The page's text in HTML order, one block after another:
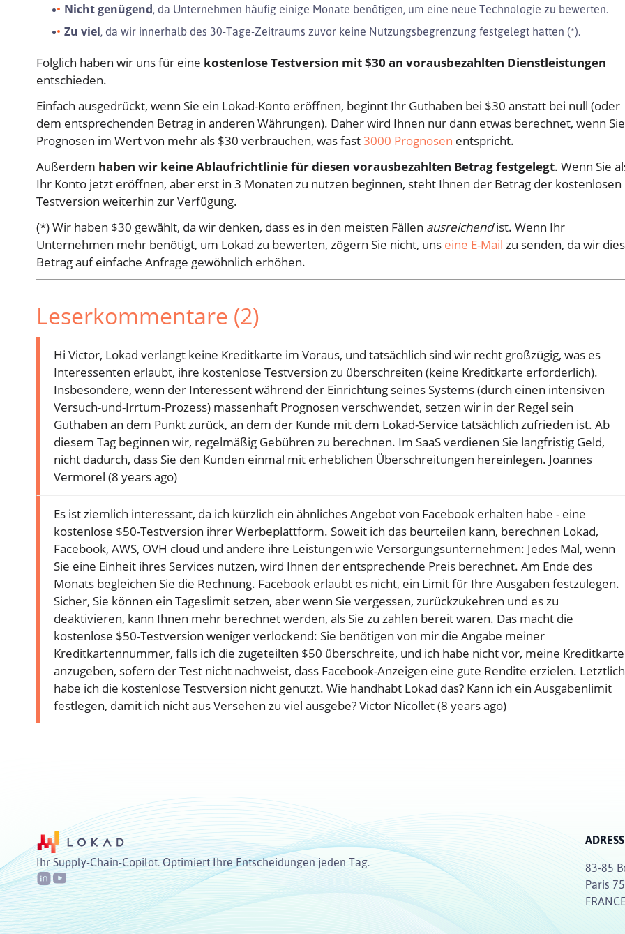
Nicht genügend, da Unternehmen häufig einige Monate benötigen, um eine neue Technologie zu bewerten.
Zu viel, da wir innerhalb des 30-Tage-Zeitraums zuvor keine Nutzungsbegrenzung festgelegt hatten (*).
Folglich haben wir uns für eine kostenlose Testversion mit $30 an vorausbezahlten Dienstleistungen
entschieden.
Einfach ausgedrückt, wenn Sie ein Lokad-Konto eröffnen, beginnt Ihr Guthaben bei $30 anstatt bei null (oder
dem entsprechenden Betrag in anderen Währungen). Daher wird Ihnen nur dann etwas berechnet, wenn Sie
Prognosen im Wert von mehr als $30 verbrauchen, was fast3000 Prognosen entspricht.
Außerdem haben wir keine Ablaufrichtlinie für diesen vorausbezahlten Betrag festgelegt. Wenn Sie
Ihr Konto jetzt eröffnen, aber erst in 3 Monaten zu nutzen beginnen, steht Ihnen der Betrag der kostenlosen
Testversion weiterhin zur Verfügung.
(*) Wir haben $30 gewählt, da wir denken, dass es in den meisten Fällen ausreichendist. Wenn Ihr
Unternehmen mehr benötigt, um Lokad zu bewerten, zögern Sie nicht, uns eine E-Mail zu senden, da wir
Betrag auf einfache Anfrage gewöhnlich erhöhen.
Leserkommentare (2)
Hi Victor, Lokad verlangt keine Kreditkarte im Voraus, und tatsächlich sind wir recht großzügig, was es
Interessenten erlaubt, ihre kostenlose Testversion zu überschreiten (keine Kreditkarte erforderlich).
Insbesondere, wenn der Interessent während der Einrichtung seines Systems (durch einen intensiven
Versuch-und-Irrtum-Prozess) massenhaft Prognosen verschwendet, setzen wir in der Regel sein
Guthaben an dem Punkt zurück, an dem der Kunde mit dem Lokad-Service tatsächlich zufrieden ist. Ab
diesem Tag beginnen wir, regelmäßig Gebühren zu berechnen. Im SaaS verdienen Sie langfristig Geld,
nicht dadurch, dass Sie den Kunden einmal mit erheblichen Überschreitungen hereinlegen. Joannes
Vermorel (8 years ago)
Es ist ziemlich interessant, da ich kürzlich ein ähnliches Angebot von Facebook erhalten habe - eine
kostenlose $50-Testversion ihrer Werbeplattform. Soweit ich das beurteilen kann, berechnen Lokad,
Facebook, AWS, OVH cloud und andere ihre Leistungen wie Versorgungsunternehmen: Jedes Mal, wenn
Sie eine Einheit ihres Services nutzen, wird Ihnen der entsprechende Preis berechnet. Am Ende des
Monats begleichen Sie die Rechnung. Facebook erlaubt es nicht, ein Limit für Ihre Ausgaben festzulegen.
Sicher, Sie können ein Tageslimit setzen, aber wenn Sie vergessen, zurückzukehren und es zu
deaktivieren, kann Ihnen mehr berechnet werden, als Sie zu zahlen bereit waren. Das macht die
kostenlose $50-Testversion weniger verlockend: Sie benötigen von mir die Angabe meiner
Kreditkartennummer, falls ich die zugeteilten $50 überschreite, und ich habe nicht vor, meine Kreditkarte
anzugeben, sofern der Test nicht nachweist, dass Facebook-Anzeigen eine gute Rendite erzielen. Letztlich
habe ich die kostenlose Testversion nicht genutzt. Wie handhabt Lokad das? Kann ich ein Ausgabenlimit
festlegen, damit ich nicht aus Versehen zu viel ausgebe?Victor Nicollet (8 years ago)
Ihr Supply-Chain-Copilot. Optimiert Ihre Entscheidungen jeden Tag.
83-85
Paris
FRANCE